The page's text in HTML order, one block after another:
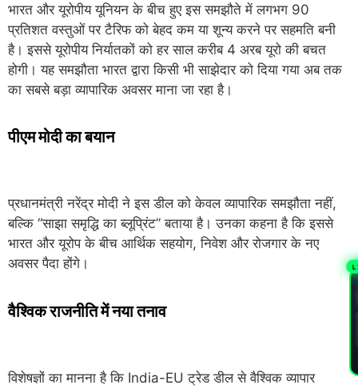
भारत और यूरोपीय यूनियन के बीच हुए इस समझौते में लगभग 90
प्रतिशत वस्तुओं पर टैरिफ को बेहद कम या शून्य करने पर सहमति बनी
है। इससे यूरोपीय निर्यातकों को हर साल करीब 4 अरब यूरो की बचत
होगी। यह समझौता भारत द्वारा किसी भी साझेदार को दिया गया अब तक
का सबसे बड़ा व्यापारिक अवसर माना जा रहा है।
पीएम मोदी का बयान
प्रधानमंत्री नरेंद्र मोदी ने इस डील को केवल व्यापारिक समझौता नहीं,
बल्कि “साझा समृद्धि का ब्लूप्रिंट” बताया है। उनका कहना है कि इससे
भारत और यूरोप के बीच आर्थिक सहयोग, निवेश और रोजगार के नए
अवसर पैदा होंगे।
वैश्विक राजनीति में नया तनाव
विशेषज्ञों का मानना है कि India-EU ट्रेड डील से वैश्विक व्यापार